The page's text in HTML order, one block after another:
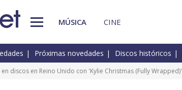
MÚSICA CINE
Próximas novedades Discos históricos
discos en Reino Unido con 'Kylie Christmas (Fully Wrapped)'